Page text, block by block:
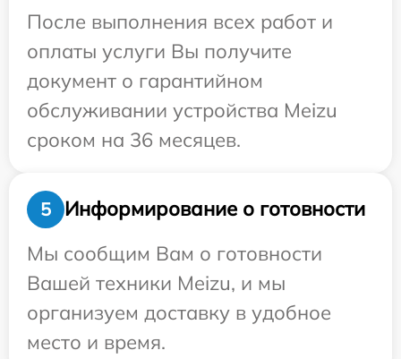
После выполнения всех работ и
оплаты услуги Вы получите
документ о гарантийном
обслуживании устройства Meizu
сроком на 36 месяцев.
5
Информирование о готовности
Мы сообщим Вам о готовности
Вашей техники Meizu, и мы
организуем доставку в удобное
место и время.